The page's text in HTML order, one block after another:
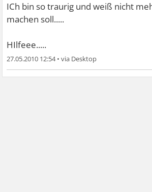
ICh bin so traurig und weiß nicht
machen soll.....
HIlfeee.....
27.05.2010 12:54•